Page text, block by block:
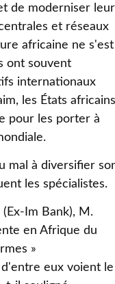
de moderniser leur
et réseaux
africaine ne s'est
ont souvent
internationaux
les États africains
pour les porter à
mal à diversifier
les spécialistes.
Im Bank), M.
en Afrique du
»
eux voient le